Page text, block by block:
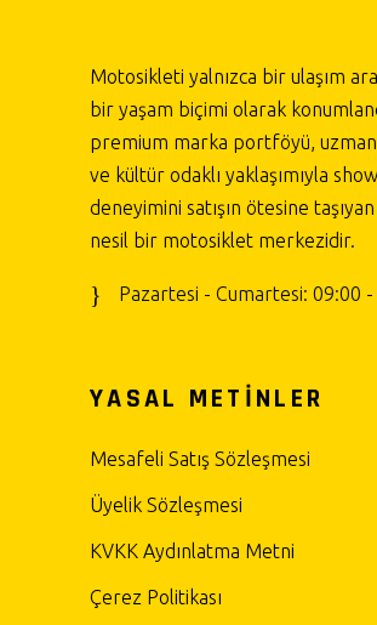
Motosikleti yalnızca bir ulaşım
bir yaşam biçimi olarak
premium marka portföyü,
ve kültür odaklı yaklaşımıyla
deneyimini satışın ötesine
nesil bir motosiklet merkezidir.
Pazartesi - Cumartesi: 09:00
YASAL METİNLER
Mesafeli Satış Sözleşmesi
Üyelik Sözleşmesi
KVKK Aydınlatma Metni
Çerez Politikası